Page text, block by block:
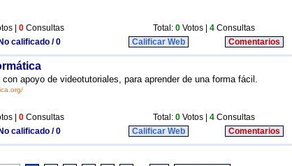
| 0 Consultas Total: 0 Votos | 4 Consultas
No calificado / 0 Calificar Web Comentarios
apoyo de videotutoriales, para aprender de una forma fácil.
| 0 Consultas Total: 0 Votos | 4 Consultas
No calificado / 0 Calificar Web Comentarios